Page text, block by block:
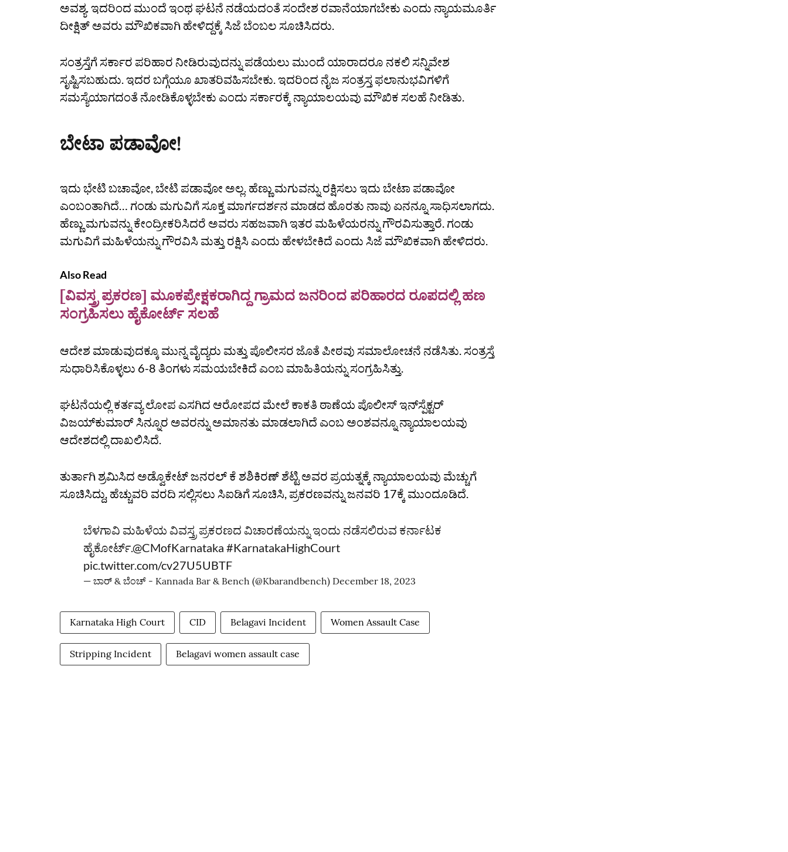
ಅವಶ್ಯ. ಇದರಿಂದ ಮುಂದೆ ಇಂಥ ಘಟನೆ ನಡೆಯದಂತೆ ಸಂದೇಶ ರವಾನೆಯಾಗಬೇಕು ಎಂದು ನ್ಯಾಯಮೂರ್ತಿ
ದೀಕ್ಷಿತ್‌ ಅವರು ಮೌಖಿಕವಾಗಿ ಹೇಳಿದ್ದಕ್ಕೆ ಸಿಜೆ ಬೆಂಬಲ ಸೂಚಿಸಿದರು.
ಸಂತ್ರಸ್ತೆಗೆ ಸರ್ಕಾರ ಪರಿಹಾರ ನೀಡಿರುವುದನ್ನು ಪಡೆಯಲು ಮುಂದೆ ಯಾರಾದರೂ ನಕಲಿ ಸನ್ನಿವೇಶ
ಸೃಷ್ಟಿಸಬಹುದು. ಇದರ ಬಗ್ಗೆಯೂ ಖಾತರಿವಹಿಸಬೇಕು. ಇದರಿಂದ ನೈಜ ಸಂತ್ರಸ್ತ ಫಲಾನುಭವಿಗಳಿಗೆ
ಸಮಸ್ಯೆಯಾಗದಂತೆ ನೋಡಿಕೊಳ್ಳಬೇಕು ಎಂದು ಸರ್ಕಾರಕ್ಕೆ ನ್ಯಾಯಾಲಯವು ಮೌಖಿಕ ಸಲಹೆ ನೀಡಿತು.
ಬೇಟಾ ಪಡಾವೋ!
ಇದು ಭೇಟಿ ಬಚಾವೋ, ಬೇಟಿ ಪಡಾವೋ ಅಲ್ಲ. ಹೆಣ್ಣು ಮಗುವನ್ನು ರಕ್ಷಿಸಲು ಇದು ಬೇಟಾ ಪಡಾವೋ
ಎಂಬಂತಾಗಿದೆ… ಗಂಡು ಮಗುವಿಗೆ ಸೂಕ್ತ ಮಾರ್ಗದರ್ಶನ ಮಾಡದ ಹೊರತು ನಾವು ಏನನ್ನೂ ಸಾಧಿಸಲಾಗದು.
ಹೆಣ್ಣು ಮಗುವನ್ನು ಕೇಂದ್ರೀಕರಿಸಿದರೆ ಅವರು ಸಹಜವಾಗಿ ಇತರ ಮಹಿಳೆಯರನ್ನು ಗೌರವಿಸುತ್ತಾರೆ. ಗಂಡು
ಮಗುವಿಗೆ ಮಹಿಳೆಯನ್ನು ಗೌರವಿಸಿ ಮತ್ತು ರಕ್ಷಿಸಿ ಎಂದು ಹೇಳಬೇಕಿದೆ ಎಂದು ಸಿಜೆ ಮೌಖಿಕವಾಗಿ ಹೇಳಿದರು.
Also Read
[ವಿವಸ್ತ್ರ ಪ್ರಕರಣ] ಮೂಕಪ್ರೇಕ್ಷಕರಾಗಿದ್ದ ಗ್ರಾಮದ ಜನರಿಂದ ಪರಿಹಾರದ ರೂಪದಲ್ಲಿ ಹಣ
ಸಂಗ್ರಹಿಸಲು ಹೈಕೋರ್ಟ್‌ ಸಲಹೆ
ಆದೇಶ ಮಾಡುವುದಕ್ಕೂ ಮುನ್ನ ವೈದ್ಯರು ಮತ್ತು ಪೊಲೀಸರ ಜೊತೆ ಪೀಠವು ಸಮಾಲೋಚನೆ ನಡೆಸಿತು. ಸಂತ್ರಸ್ತೆ
ಸುಧಾರಿಸಿಕೊಳ್ಳಲು 6-8 ತಿಂಗಳು ಸಮಯಬೇಕಿದೆ ಎಂಬ ಮಾಹಿತಿಯನ್ನು ಸಂಗ್ರಹಿಸಿತ್ತು.
ಘಟನೆಯಲ್ಲಿ ಕರ್ತವ್ಯ ಲೋಪ ಎಸಗಿದ ಆರೋಪದ ಮೇಲೆ ಕಾಕತಿ ಠಾಣೆಯ ಪೊಲೀಸ್‌ ಇನ್‌ಸ್ಪೆಕ್ಟರ್‌
ವಿಜಯ್‌ಕುಮಾರ್‌ ಸಿನ್ನೂರ ಅವರನ್ನು ಅಮಾನತು ಮಾಡಲಾಗಿದೆ ಎಂಬ ಅಂಶವನ್ನೂ ನ್ಯಾಯಾಲಯವು
ಆದೇಶದಲ್ಲಿ ದಾಖಲಿಸಿದೆ.
ತುರ್ತಾಗಿ ಶ್ರಮಿಸಿದ ಅಡ್ವೊಕೇಟ್‌ ಜನರಲ್‌ ಕೆ ಶಶಿಕಿರಣ್‌ ಶೆಟ್ಟಿ ಅವರ ಪ್ರಯತ್ನಕ್ಕೆ ನ್ಯಾಯಾಲಯವು ಮೆಚ್ಚುಗೆ
ಸೂಚಿಸಿದ್ದು, ಹೆಚ್ಚುವರಿ ವರದಿ ಸಲ್ಲಿಸಲು ಸಿಐಡಿಗೆ ಸೂಚಿಸಿ, ಪ್ರಕರಣವನ್ನು ಜನವರಿ 17ಕ್ಕೆ ಮುಂದೂಡಿದೆ.
ಬೆಳಗಾವಿ ಮಹಿಳೆಯ ವಿವಸ್ತ್ರ ಪ್ರಕರಣದ ವಿಚಾರಣೆಯನ್ನು ಇಂದು ನಡೆಸಲಿರುವ ಕರ್ನಾಟಕ
ಹೈಕೋರ್ಟ್‌.@CMofKarnataka #KarnatakaHighCourt
pic.twitter.com/cv27U5UBTF
— ಬಾರ್‌ & ಬೆಂಚ್ - Kannada Bar & Bench (@Kbarandbench) December 18, 2023
Karnataka High Court CID Belagavi Incident Women Assault Case
Stripping Incident Belagavi women assault case